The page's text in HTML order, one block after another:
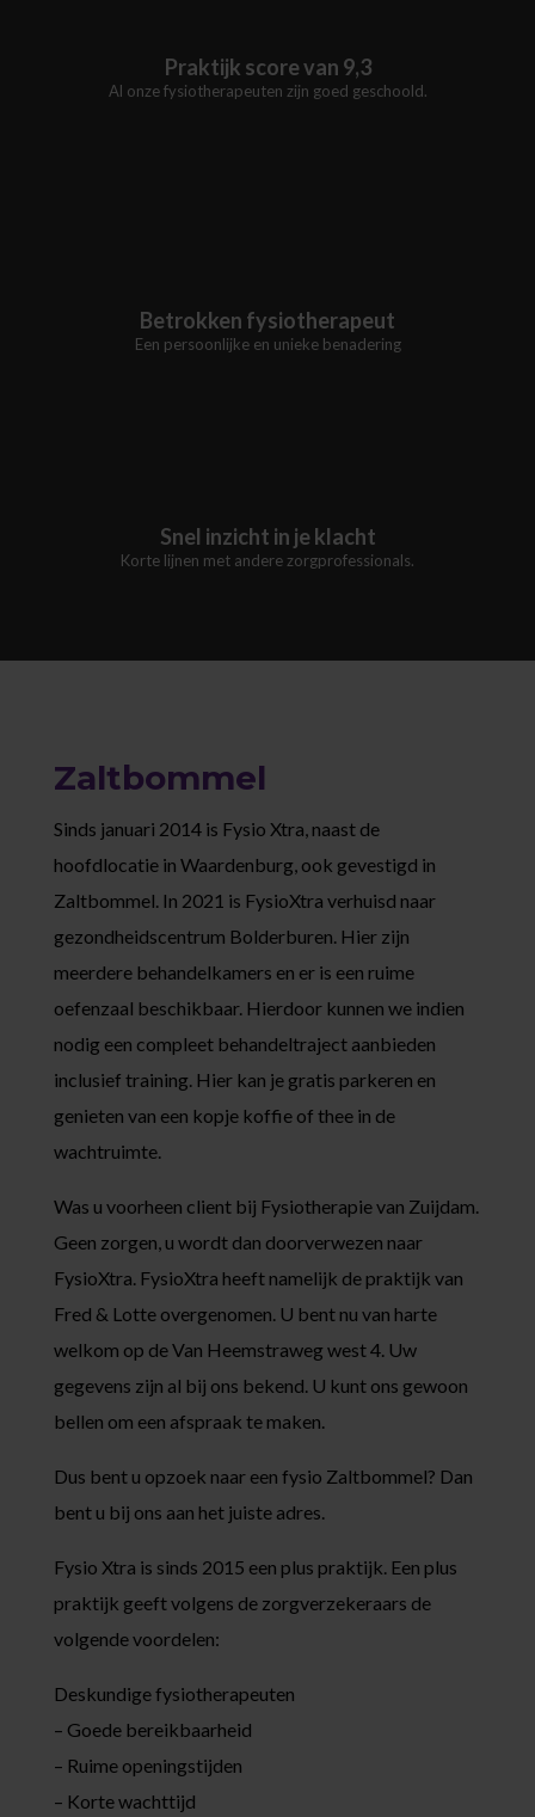
Praktijk score van 9,3
Al onze fysiotherapeuten zijn goed geschoold.
Betrokken fysiotherapeut
Een persoonlijke en unieke benadering
Snel inzicht in je klacht
Korte lijnen met andere zorgprofessionals.
Zaltbommel
Sinds januari 2014 is Fysio Xtra, naast de
hoofdlocatie in Waardenburg, ook gevestigd in
Zaltbommel. In 2021 is FysioXtra verhuisd naar
gezondheidscentrum Bolderburen. Hier zijn
meerdere behandelkamers en er is een ruime
oefenzaal beschikbaar. Hierdoor kunnen we indien
nodig een compleet behandeltraject aanbieden
inclusief training. Hier kan je gratis parkeren en
genieten van een kopje koffie of thee in de
wachtruimte.
Was u voorheen client bij Fysiotherapie van Zuijdam.
Geen zorgen, u wordt dan doorverwezen naar
FysioXtra. FysioXtra heeft namelijk de praktijk van
Fred & Lotte overgenomen. U bent nu van harte
welkom op de Van Heemstraweg west 4. Uw
gegevens zijn al bij ons bekend. U kunt ons gewoon
bellen om een afspraak te maken.
Dus bent u opzoek naar een fysio Zaltbommel? Dan
bent u bij ons aan het juiste adres.
Fysio Xtra is sinds 2015 een plus praktijk. Een plus
praktijk geeft volgens de zorgverzekeraars de
volgende voordelen:
Deskundige fysiotherapeuten
– Goede bereikbaarheid
– Ruime openingstijden
– Korte wachttijd